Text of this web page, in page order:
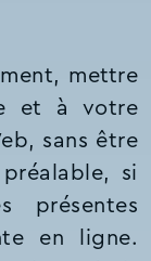
mettre
et à votre
sans être
si
présentes
en ligne.